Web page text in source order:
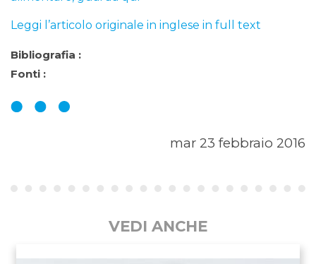
Leggi l’articolo originale in inglese in full text
Bibliografia :
Fonti :
mar 23 febbraio 2016
VEDI ANCHE